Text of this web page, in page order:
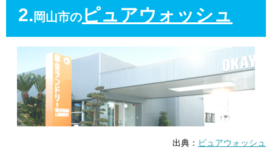
2.岡山市の ピュアウォッシュ
出典： ピュアウォッシュ